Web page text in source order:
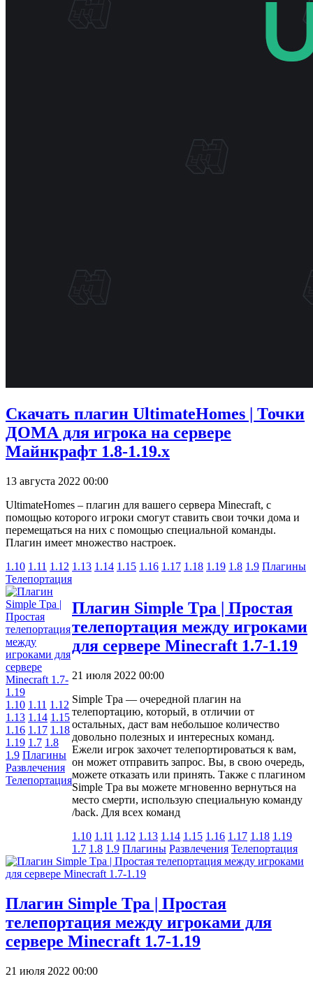
Скачать плагин UltimateHomes | Точки
ДОМА для игрока на сервере
Майнкрафт 1.8-1.19.х
13 августа 2022 00:00
UltimateHomes – плагин для вашего сервера Minecraft, с
помощью которого игроки смогут ставить свои точки дома и
перемещаться на них с помощью специальной команды.
Плагин имеет множество настроек.
1.10 1.11 1.12 1.13 1.14 1.15 1.16 1.17 1.18 1.19 1.8 1.9 Плагины
Телепортация
1.10 1.11 1.12
1.13 1.14 1.15
1.16 1.17 1.18
1.19 1.7 1.8
1.9 Плагины
Развлечения
Телепортация
Плагин Simple Tpa | Простая
телепортация между игроками
для сервере Minecraft 1.7-1.19
21 июля 2022 00:00
Simple Tpa — очередной плагин на
телепортацию, который, в отличии от
остальных, даст вам небольшое количество
довольно полезных и интересных команд.
Ежели игрок захочет телепортироваться к вам,
он может отправить запрос. Вы, в свою очередь,
можете отказать или принять. Также с плагином
Simple Tpa вы можете мгновенно вернуться на
место смерти, использую специальную команду
/back. Для всех команд
1.10 1.11 1.12 1.13 1.14 1.15 1.16 1.17 1.18 1.19
1.7 1.8 1.9 Плагины Развлечения Телепортация
Плагин Simple Tpa | Простая
телепортация между игроками для
сервере Minecraft 1.7-1.19
21 июля 2022 00:00